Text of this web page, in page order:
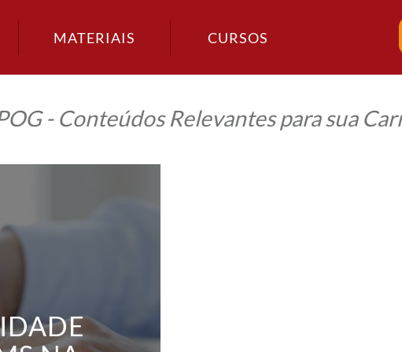
MATERIAIS CURSOS
- Conteúdos Relevantes para sua